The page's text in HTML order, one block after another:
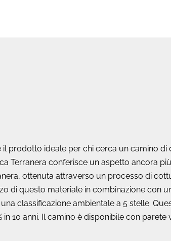
il prodotto ideale per chi cerca un camino
Terranera conferisce un aspetto ancora
ottenuta attraverso un processo di
di questo materiale in combinazione con
classificazione ambientale a 5 stelle.
10 anni. Il camino è disponibile con